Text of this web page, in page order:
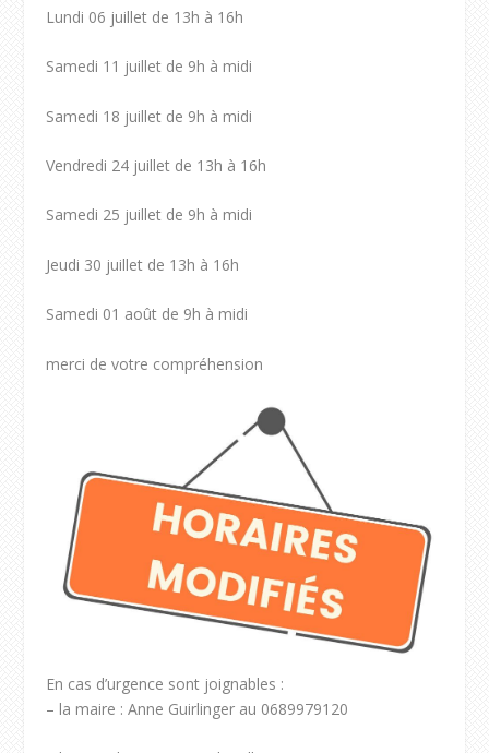
Lundi 06 juillet de 13h à 16h
Samedi 11 juillet de 9h à midi
Samedi 18 juillet de 9h à midi
Vendredi 24 juillet de 13h à 16h
Samedi 25 juillet de 9h à midi
Jeudi 30 juillet de 13h à 16h
Samedi 01 août de 9h à midi
merci de votre compréhension
En cas d’urgence sont joignables :
– la maire : Anne Guirlinger au 0689979120